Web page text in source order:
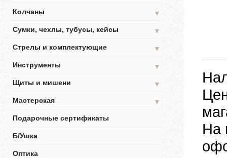
Колчаны
▼
Сумки, чехлы, тубусы, кейсы
▼
Стрелы и комплектующие
▼
Инструменты
▼
Щиты и мишени
▼
Мастерская
▼
Подарочные сертификаты
Б/Ушка
Оптика
На